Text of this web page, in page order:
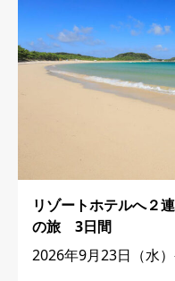
リゾートホテルへ２
の旅 3日間
2026年9月23日（水